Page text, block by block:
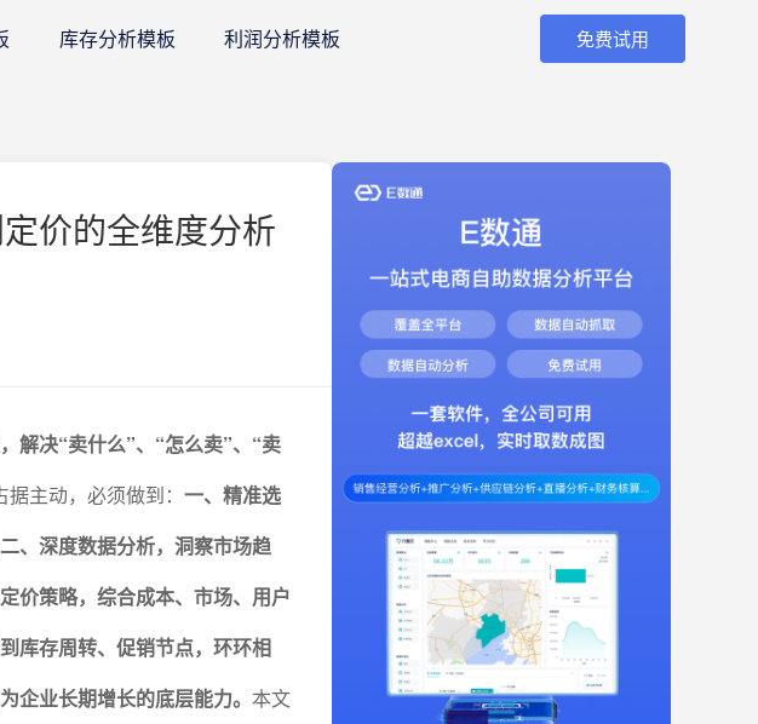
库存分析模板 利润分析模板 免费试用
价的全维度分析
解决“卖什么”、“怎么卖”、“卖
主动，必须做到： 一、精准选
、深度数据分析，洞察市场趋
价策略，综合成本、市场、用户
库存周转、促销节点，环环相
企业长期增长的底层能力。 本文